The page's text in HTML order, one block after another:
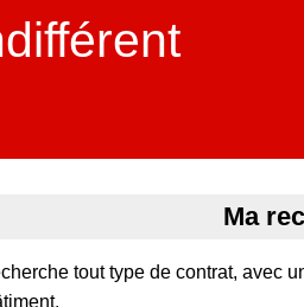
Ma
tout type de contrat, avec